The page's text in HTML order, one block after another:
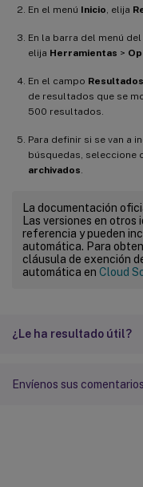
En el menú Inicio , elija
En la barra del menú del
elija Herramientas >
En el campo
de resultados que se
500 resultados.
Para definir si se van a
búsquedas, seleccione
archivados
La documentación
Las versiones en otros
referencia y pueden
automática. Para
cláusula de exención
automática en Cloud
¿Le ha resultado útil?
Envíenos sus comentarios